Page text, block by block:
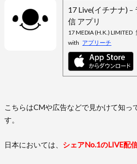
17 Live(イチナナ) –
信 アプリ
17 MEDIA (H.K.) LIMITED
with アプリーチ
こちらはCMや広告などで見かけて知っ
す。
日本においては、 シェアNo.1のLIVE配